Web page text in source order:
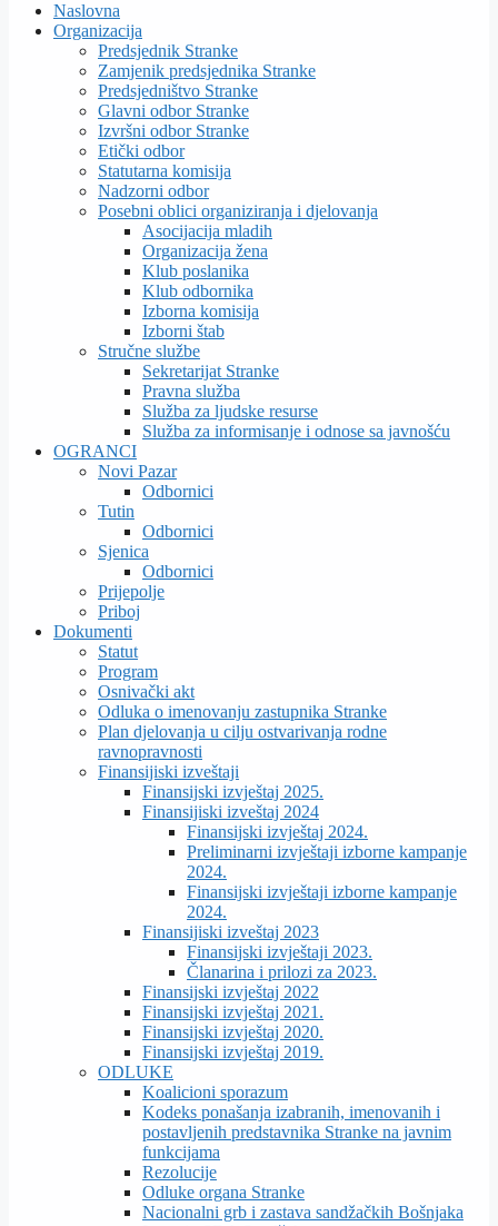
Naslovna
Organizacija
Predsjednik Stranke
Zamjenik predsjednika Stranke
Predsjedništvo Stranke
Glavni odbor Stranke
Izvršni odbor Stranke
Etički odbor
Statutarna komisija
Nadzorni odbor
Posebni oblici organiziranja i djelovanja
Asocijacija mladih
Organizacija žena
Klub poslanika
Klub odbornika
Izborna komisija
Izborni štab
Stručne službe
Sekretarijat Stranke
Pravna služba
Služba za ljudske resurse
Služba za informisanje i odnose sa javnošću
OGRANCI
Novi Pazar
Odbornici
Tutin
Odbornici
Sjenica
Odbornici
Prijepolje
Priboj
Dokumenti
Statut
Program
Osnivački akt
Odluka o imenovanju zastupnika Stranke
Plan djelovanja u cilju ostvarivanja rodne
ravnopravnosti
Finansijiski izveštaji
Finansijski izvještaj 2025.
Finansijiski izveštaj 2024
Finansijski izvještaj 2024.
Preliminarni izvještaji izborne kampanje
2024.
Finansijski izvještaji izborne kampanje
2024.
Finansijiski izveštaj 2023
Finansijski izvještaji 2023.
Članarina i prilozi za 2023.
Finansijski izvještaj 2022
Finansijski izvještaj 2021.
Finansijski izvještaj 2020.
Finansijski izvještaj 2019.
ODLUKE
Koalicioni sporazum
Kodeks ponašanja izabranih, imenovanih i
postavljenih predstavnika Stranke na javnim
funkcijama
Rezolucije
Odluke organa Stranke
Nacionalni grb i zastava sandžačkih Bošnjaka